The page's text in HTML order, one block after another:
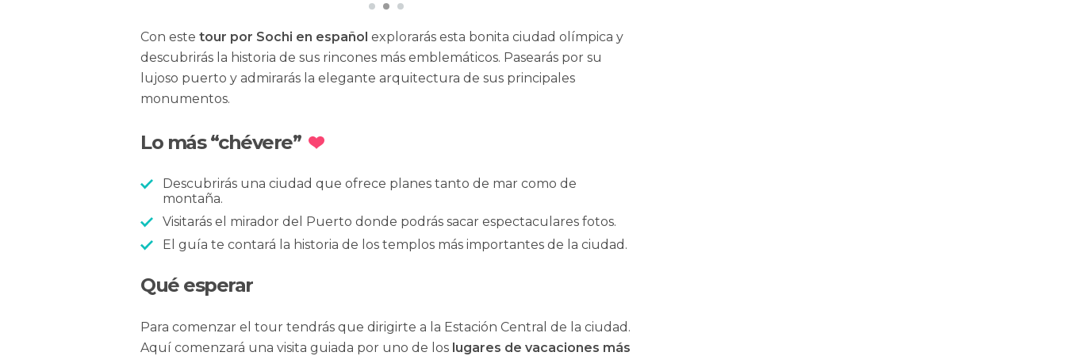
Con este tour por Sochi en español explorarás esta bonita ciudad olímpica y
descubrirás la historia de sus rincones más emblemáticos. Pasearás por su
lujoso puerto y admirarás la elegante arquitectura de sus principales
monumentos.
Lo más “chévere”
Descubrirás una ciudad que ofrece planes tanto de mar como de
montaña.
Visitarás el mirador del Puerto donde podrás sacar espectaculares fotos.
El guía te contará la historia de los templos más importantes de la ciudad.
Qué esperar
Para comenzar el tour tendrás que dirigirte a la Estación Central de la ciudad.
Aquí comenzará una visita guiada por uno de los lugares de vacaciones más